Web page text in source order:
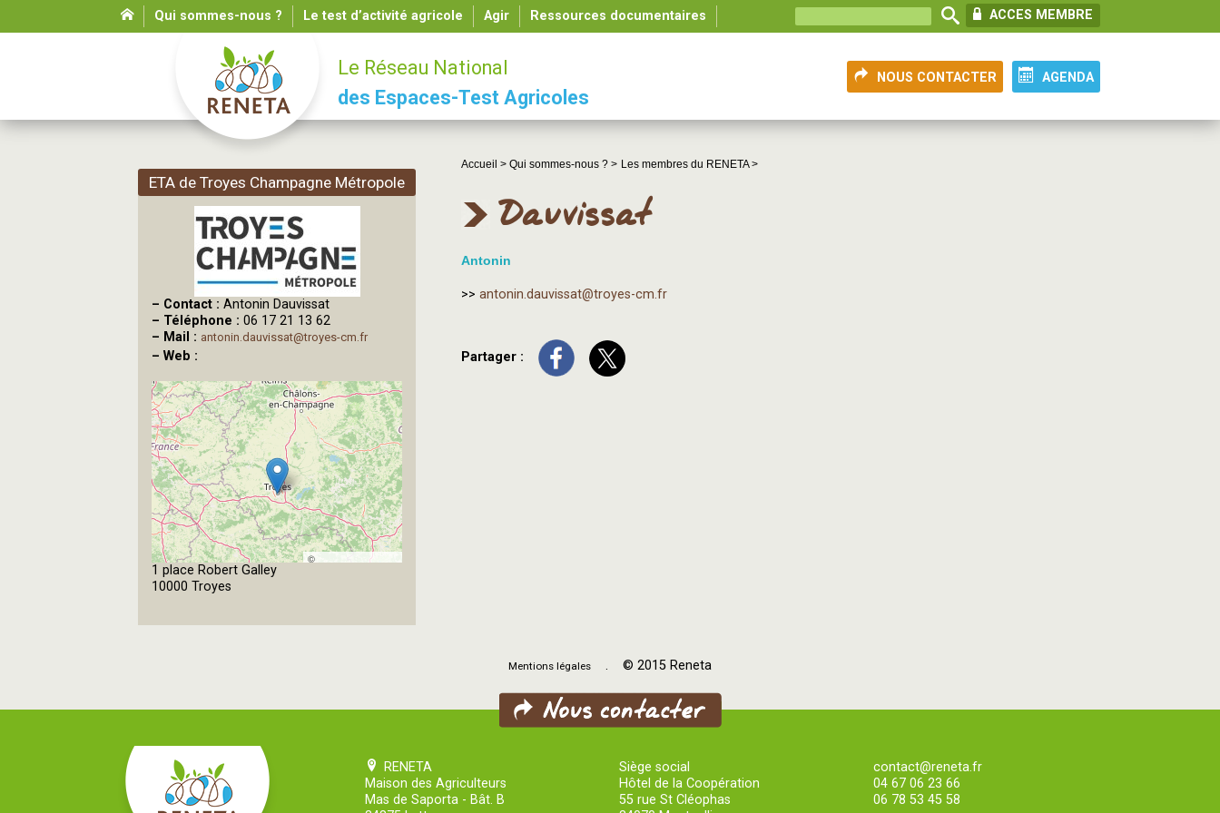
Qui sommes-nous ? Le test d’activité agricole Agir Ressources documentaires ACCES MEMBRE
AGENDA
NOUS CONTACTER
Le Réseau National
des Espaces-Test Agricoles
Accueil > Qui sommes-nous ? > Les membres du RENETA >
Dauvissat
Antonin
>> antonin.dauvissat@troyes-cm.fr
Partager :
ETA de Troyes Champagne Métropole
– Contact : Antonin Dauvissat
– Téléphone : 06 17 21 13 62
– Mail : antonin.dauvissat@troyes-cm.fr
– Web :
©
1 place Robert Galley
10000 Troyes
Mentions légales . © 2015 Reneta
RENETA
Maison des Agriculteurs
Mas de Saporta - Bât. B
Siège social
Hôtel de la Coopération
55 rue St Cléophas
contact@reneta.fr
04 67 06 23 66
06 78 53 45 58